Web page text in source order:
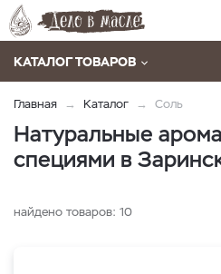
КАТАЛОГ ТОВАРОВ
Главная Каталог Соль
Натуральные
специями в
найдено товаров: 10